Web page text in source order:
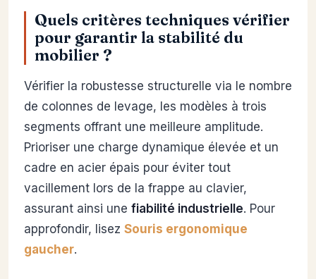
Quels critères techniques vérifier
pour garantir la stabilité du
mobilier ?
Vérifier la robustesse structurelle via le nombre
de colonnes de levage, les modèles à trois
segments offrant une meilleure amplitude.
Prioriser une charge dynamique élevée et un
cadre en acier épais pour éviter tout
vacillement lors de la frappe au clavier,
assurant ainsi une fiabilité industrielle. Pour
approfondir, lisez Souris ergonomique
gaucher.